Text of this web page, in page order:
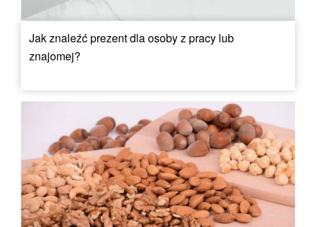
Jak znaleźć prezent dla osoby z pracy lub
znajomej?